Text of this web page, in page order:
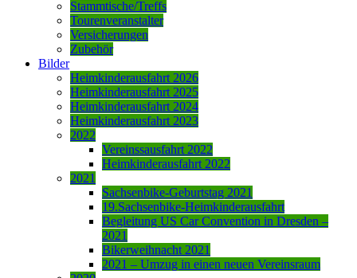
Stammtische/Treffs
Tourenveranstalter
Versicherungen
Zubehör
Bilder
Heimkinderausfahrt 2026
Heimkinderausfahrt 2025
Heimkinderausfahrt 2024
Heimkinderausfahrt 2023
2022
Vereinssausfahrt 2022
Heimkinderausfahrt 2022
2021
Sachsenbike-Geburtstag 2021
19.Sachsenbike-Heimkinderausfahrt
Begleitung US Car Convention in Dresden –
2021
Bikerweihnacht 2021
2021 – Umzug in einen neuen Vereinsraum